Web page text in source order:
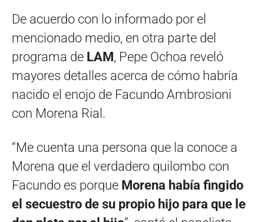
De acuerdo con lo informado por el
mencionado medio, en otra parte del
programa de LAM , Pepe Ochoa reveló
mayores detalles acerca de cómo habría
nacido el enojo de Facundo Ambrosioni
con Morena Rial.
“Me cuenta una persona que la conoce a
Morena que el verdadero quilombo con
Facundo es porque Morena había fingido
el secuestro de su propio hijo para que le